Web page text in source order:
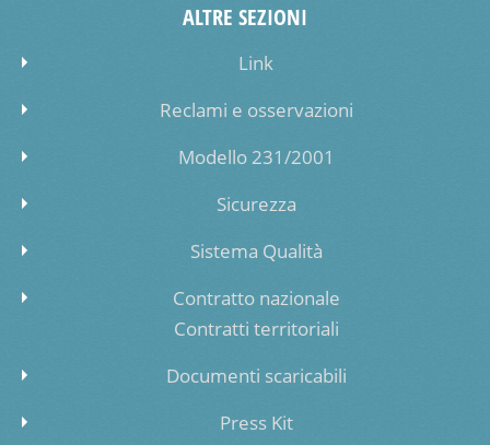
ALTRE SEZIONI
Link
Reclami e osservazioni
Modello 231/2001
Sicurezza
Sistema Qualità
Contratto nazionale
Contratti territoriali
Documenti scaricabili
Press Kit